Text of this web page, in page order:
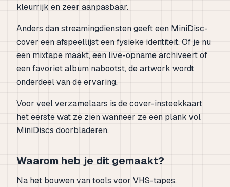
kleurrijk en zeer aanpasbaar.
Anders dan streamingdiensten geeft een MiniDisc-
cover een afspeellijst een fysieke identiteit. Of je nu
een mixtape maakt, een live-opname archiveert of
een favoriet album nabootst, de artwork wordt
onderdeel van de ervaring.
Voor veel verzamelaars is de cover-insteekkaart
het eerste wat ze zien wanneer ze een plank vol
MiniDiscs doorbladeren.
Waarom heb je dit gemaakt?
Na het bouwen van tools voor VHS-tapes,